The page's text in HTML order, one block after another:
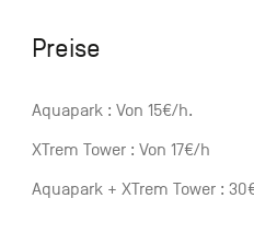
Preise
Aquapark : Von 15€/h.
XTrem Tower : Von 17€/h
Aquapark + XTrem Tower :